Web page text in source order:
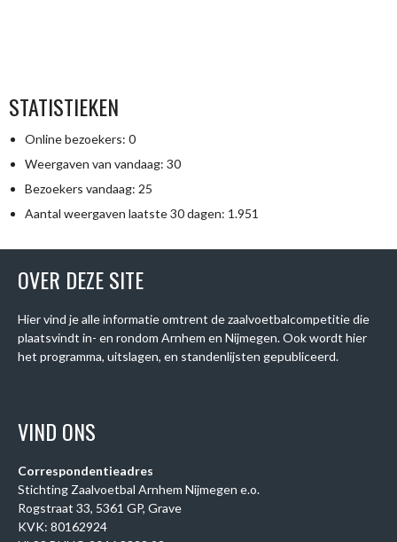
STATISTIEKEN
Online bezoekers: 0
Weergaven van vandaag: 30
Bezoekers vandaag: 25
Aantal weergaven laatste 30 dagen: 1.951
OVER DEZE SITE
Hier vind je alle informatie omtrent de zaalvoetbalcompetitie die
plaatsvindt in- en rondom Arnhem en Nijmegen. Ook wordt hier
het programma, uitslagen, en standenlijsten gepubliceerd.
VIND ONS
Correspondentieadres
Stichting Zaalvoetbal Arnhem Nijmegen e.o.
Rogstraat 33, 5361 GP, Grave
KVK: 80162924